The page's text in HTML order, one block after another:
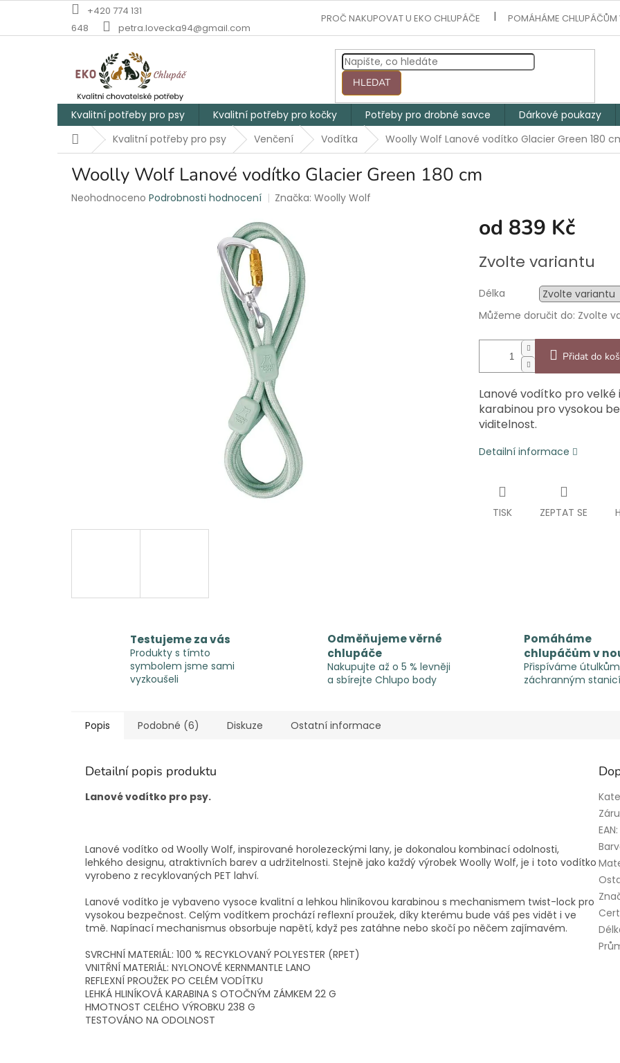
obsah
+420 774 131
648
petra.lovecka94@gmail.com
PROČ NAKUPOVAT U EKO CHLUPÁČE POMÁHÁME CHLUPÁČŮM
HLEDAT
Kvalitní potřeby pro psy Kvalitní potřeby pro kočky Potřeby pro drobné savce Dárkové poukazy
DomůKvalitní potřeby pro psy Venčení Vodítka Woolly Wolf Lanové vodítko Glacier Green 180
Woolly Wolf Lanové vodítko Glacier Green 180 cm
Průměrné
Neohodnoceno Podrobnosti hodnocení Značka:Woolly Wolf
od 839 Kč
cena:
Zvolte variantu
Délka
Můžeme doručit do: Zvolte
Přidat do
Lanové vodítko pro
karabinou pro vysokou
viditelnost.
Detailní informace
TISK ZEPTAT SE
Testujeme za vás
Produkty s tímto
symbolem jsme sami
vyzkoušeli
Odměňujeme věrné
chlupáče
Nakupujte až o 5 % levněji
a sbírejte Chlupo body
Pomáháme
chlupáčům v
Přispíváme
záchranným
Popis Podobné (6) Diskuze Ostatní informace
Detailní popis produktu
Lanové vodítko pro psy.
Lanové vodítko od Woolly Wolf, inspirované horolezeckými lany, je dokonalou kombinací odolnosti,
lehkého designu, atraktivních barev a udržitelnosti. Stejně jako každý výrobek Woolly Wolf, je i toto vodítko
vyrobeno z recyklovaných PET lahví.
Lanové vodítko je vybaveno vysoce kvalitní a lehkou hliníkovou karabinou s mechanismem twist-lock pro
vysokou bezpečnost. Celým vodítkem prochází reflexní proužek, díky kterému bude váš pes vidět i ve
tmě. Napínací mechanismus obsorbuje napětí, když pes zatáhne nebo skočí po něčem zajímavém.
SVRCHNÍ MATERIÁL: 100 % RECYKLOVANÝ POLYESTER (RPET)
VNITŘNÍ MATERIÁL: NYLONOVÉ KERNMANTLE LANO
REFLEXNÍ PROUŽEK PO CELÉM VODÍTKU
LEHKÁ HLINÍKOVÁ KARABINA S OTOČNÝM ZÁMKEM 22 G
HMOTNOST CELÉHO VÝROBKU 238 G
TESTOVÁNO NA ODOLNOST
EAN: